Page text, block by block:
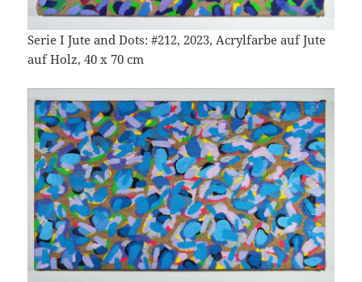
Serie I Jute and Dots: #212, 2023, Acrylfarbe auf Jute
auf Holz, 40 x 70 cm